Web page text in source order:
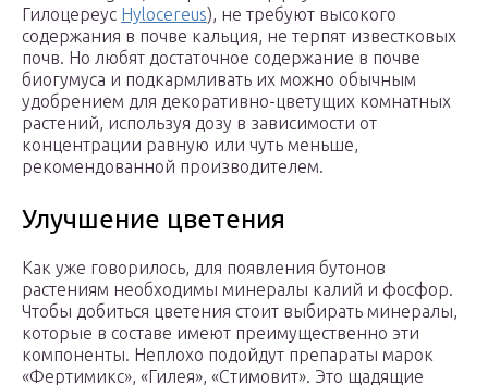
Гилоцереус Hylocereus), не требуют высокого
содержания в почве кальция, не терпят известковых
почв. Но любят достаточное содержание в почве
биогумуса и подкармливать их можно обычным
удобрением для декоративно-цветущих комнатных
растений, используя дозу в зависимости от
концентрации равную или чуть меньше,
рекомендованной производителем.
Улучшение цветения
Как уже говорилось, для появления бутонов
растениям необходимы минералы калий и фосфор.
Чтобы добиться цветения стоит выбирать минералы,
которые в составе имеют преимущественно эти
компоненты. Неплохо подойдут препараты марок
«Фертимикс», «Гилея», «Стимовит». Это щадящие